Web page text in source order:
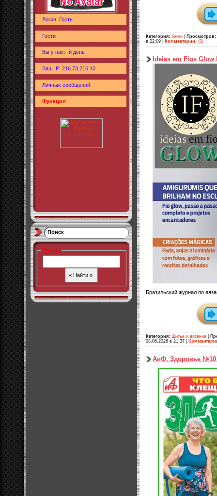
Логин: Гость
Гости
Вы у нас: -й день
Ваш IP: 216.73.216.10
Личных сообщений:
Функции
Поиск
Поиск:
Категория: Книги Просмотров:
в 22:09
Комментарии: (0)
Ideias em Fios Glow
Бразильский журнал по
Категория: Шитье и вязание
08.06.2026 в 21:37
АиФ. Здоровье №10